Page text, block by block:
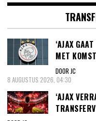
‘AJAX
MET
DOOR JC
8 AUGUSTUS 2026, 04:30
‘AJAX